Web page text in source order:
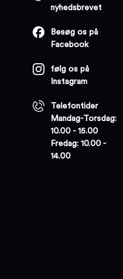
nyhedsbrevet
Besøg os på
Facebook
følg os på
Instagram
Telefontider
Mandag-Torsdag:
10.00 - 15.00
Fredag: 10.00 -
14.00